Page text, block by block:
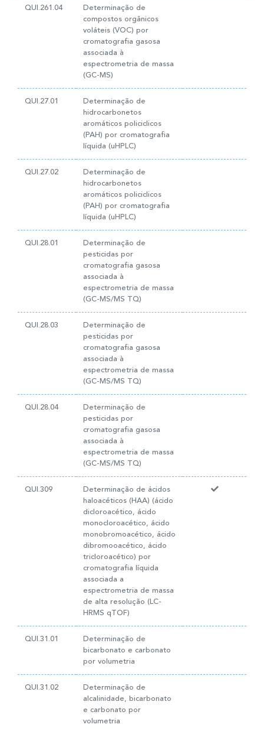
QUI.261.04
Determinação de
compostos orgânicos
voláteis (VOC) por
cromatografia gasosa
associada à
espectrometria de massa
(GC-MS)
QUI.27.01
Determinação de
hidrocarbonetos
aromáticos policiclicos
(PAH) por cromatografia
líquida (uHPLC)
QUI.27.02
Determinação de
hidrocarbonetos
aromáticos policiclicos
(PAH) por cromatografia
líquida (uHPLC)
QUI.28.01
Determinação de
pesticidas por
cromatografia gasosa
associada à
espectrometria de massa
(GC-MS/MS TQ)
QUI.28.03
Determinação de
pesticidas por
cromatografia gasosa
associada à
espectrometria de massa
(GC-MS/MS TQ)
QUI.28.04
Determinação de
pesticidas por
cromatografia gasosa
associada à
espectrometria de massa
(GC-MS/MS TQ)
QUI.309
Determinação de ácidos
haloacéticos (HAA) (ácido
dicloroacético, ácido
monocloroacético, ácido
monobromoacético, ácido
dibromooacético, ácido
tricloroacético) por
cromatografia líquida
associada a
espectrometria de massa
de alta resolução (LC-
HRMS qTOF)
QUI.31.01
Determinação de
bicarbonato e carbonato
por volumetria
QUI.31.02
Determinação de
alcalinidade, bicarbonato
e carbonato por
volumetria